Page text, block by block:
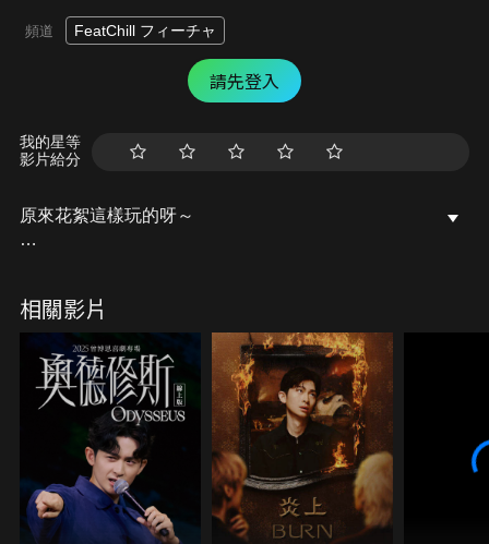
頻道 FeatChill フィーチャ
請先登入
我的星等
影片給分
原來花絮這樣玩的呀～
盧廣仲
黑嘉嘉
｜來賓｜
Multiverse
漫才少爺
籃籃
相關影片